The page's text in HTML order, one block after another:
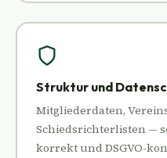
Struktur und
Mitgliederdaten,
Schiedsrichterlisten —
korrekt und DSGVO-